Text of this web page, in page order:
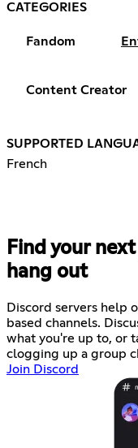
CATEGORIES
Fandom
Content Creator
SUPPORTED
French
Find your
hang out
Discord servers help
based channels.
what you're up to, or
clogging up a group
Join Discord